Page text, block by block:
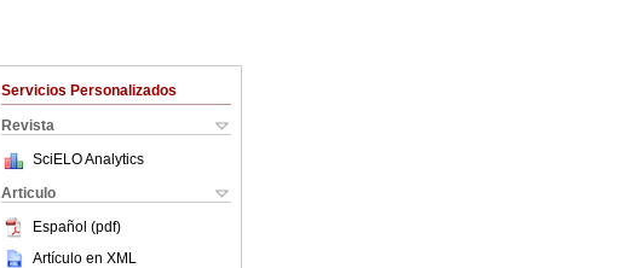
Servicios Personalizados
Revista
SciELO Analytics
Articulo
Español (pdf)
Artículo en XML